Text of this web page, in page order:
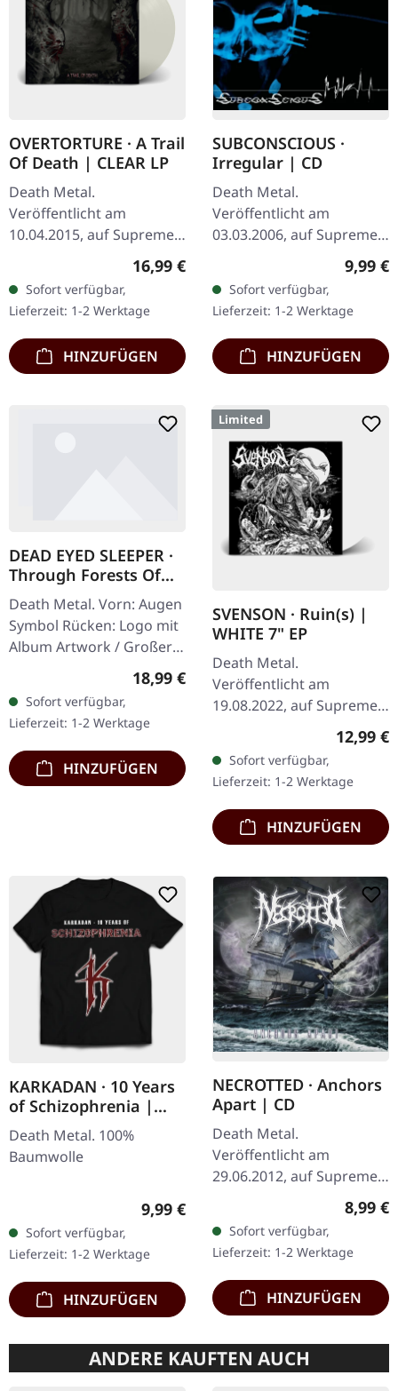
OVERTORTURE · A Trail
Of Death | CLEAR LP
Death Metal.
Veröffentlicht am
10.04.2015, auf Supreme
Transparentes Vinyl mit
Insert. Limitiert auf 100
handnummerierte
Exemplare.…
Regulärer Preis:
16,99 €
Sofort verfügbar,
Lieferzeit: 1-2 Werktage
HINZUFÜGEN
SUBCONSCIOUS ·
Irregular | CD
Death Metal.
Veröffentlicht am
03.03.2006, auf Supreme
Chaos Records. CD im
Jewelcase mit 8-seitigem
Booklet. Subconscious
liefern mit "Irregular"…
9,99 €
Sofort verfügbar,
Lieferzeit: 1-2 Werktage
HINZUFÜGEN
DEAD EYED SLEEPER ·
Through Forests Of
Nonentities Bug Zip |
HSW ZIP L
Death Metal. Vorn: Augen
Symbol Rücken: Logo mit
Album Artwork / Großer
stilisierter Käfer 80%
Baumwolle, 20% Polyester
Regulärer Preis:
18,99 €
Sofort verfügbar,
Lieferzeit: 1-2 Werktage
HINZUFÜGEN
Limited
SVENSON · Ruin(s) |
WHITE 7" EP
Death Metal.
Veröffentlicht am
19.08.2022, auf Supreme
Chaos Records. Weiße 7"-
Vinyl-Single mit Memorial-
Etching auf der B-Seite,
limitiert auf 200…
12,99 €
Sofort verfügbar,
Lieferzeit: 1-2 Werktage
HINZUFÜGEN
KARKADAN · 10 Years
of Schizophrenia |
LONGSLEEVE
Death Metal. 100%
Baumwolle
Regulärer Preis:
9,99 €
Sofort verfügbar,
Lieferzeit: 1-2 Werktage
HINZUFÜGEN
NECROTTED · Anchors
Apart | CD
Death Metal.
Veröffentlicht am
29.06.2012, auf Supreme
Chaos Records. CD im
Jewelcase mit 8-seitigem
Booklet. Hier gibt es nicht
weniger als modernen…
8,99 €
Sofort verfügbar,
Lieferzeit: 1-2 Werktage
HINZUFÜGEN
ANDERE KAUFTEN AUCH